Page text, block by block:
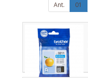
Ant. 01